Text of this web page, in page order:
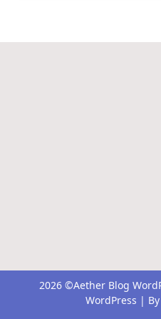
2026 ©Aether Blog
WordPress | By